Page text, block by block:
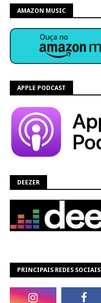
AMAZON MUSIC
APPLE PODCAST
DEEZER
PRINCIPAIS REDES SOCIAIS